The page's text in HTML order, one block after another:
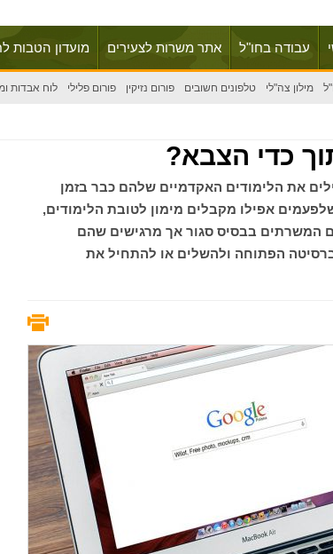
עבודה בחו"ל אתר משרות לצעירים מועדון הטבות
מילון צה"לי טלפונים חשובים פורום נזיקין פורום פלילי לוח אבדות
כדי הצבא?
את הלימודים האקדמיים שלהם כבר בזמן
אפילו מקבלים מימון לטובת הלימודים,
המשרתים בבסיס סגור אך מרגישים שהם
הפתוחה ולהשלים או להתחיל את